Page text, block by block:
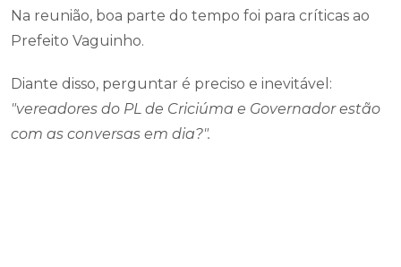
Na reunião, boa parte do tempo foi para críticas ao
Prefeito Vaguinho.
Diante disso, perguntar é preciso e inevitável:
"vereadores do PL de Criciúma e Governador estão
com as conversas em dia?".